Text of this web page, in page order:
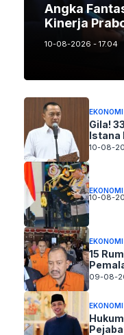
Angka
Kinerja
10-08-2026 - 17.04
EKONOMI
Gila!
Istana
10-08-
EKONOMI
10-08-
EKONOMI
15
09-08-
EKONOMI